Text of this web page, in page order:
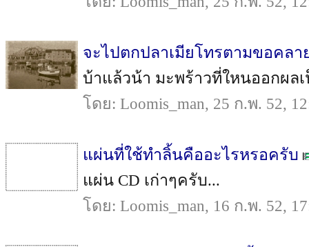
จะไปตกปลาเมียโทรตามขอคลา
บ้าแล้วน้า มะพร้าวที่ใหนออกผล
โดย: Loomis_man, 25 ก.พ. 52,
แผ่นที่ใช้ทำลิ้นคืออะไรหรอครับ
แผ่น CD เก่าๆครับ...
โดย: Loomis_man, 16 ก.พ. 52,